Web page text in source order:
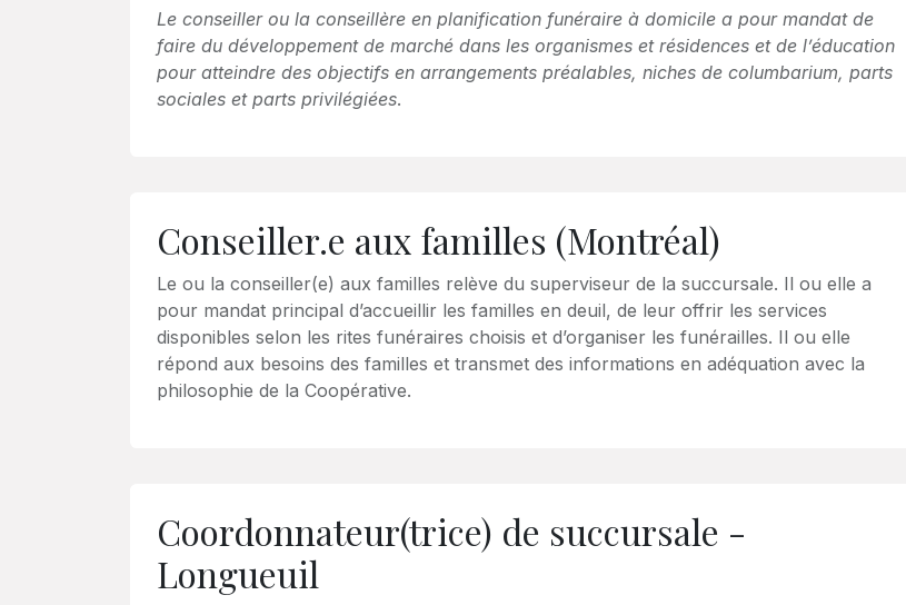
Le conseiller ou la conseillère en planification funéraire à domicile a pour mandat de
faire du développement de marché dans les organismes et résidences et de l’éducation
pour atteindre des objectifs en arrangements préalables, niches de columbarium, parts
sociales et parts privilégiées.
Conseiller.e aux familles (Montréal)
Le ou la conseiller(e) aux familles relève du superviseur de la succursale. Il ou elle a
pour mandat principal d’accueillir les familles en deuil, de leur offrir les services
disponibles selon les rites funéraires choisis et d’organiser les funérailles. Il ou elle
répond aux besoins des familles et transmet des informations en adéquation avec la
philosophie de la Coopérative.
Coordonnateur(trice) de succursale -
Longueuil